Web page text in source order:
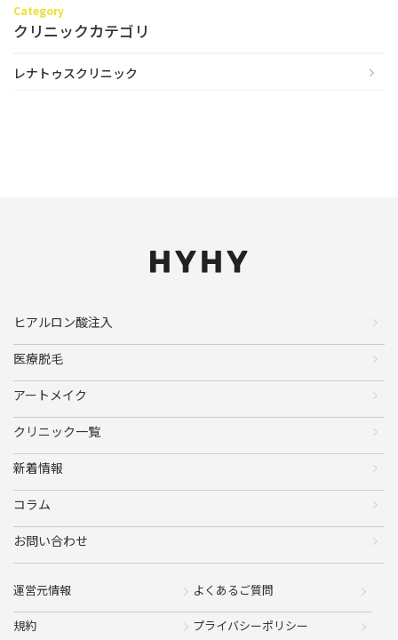
Category
クリニックカテゴリ
レナトゥスクリニック
ヒアルロン酸注入
医療脱毛
アートメイク
クリニック一覧
新着情報
コラム
お問い合わせ
運営元情報 よくあるご質問
規約 プライバシーポリシー